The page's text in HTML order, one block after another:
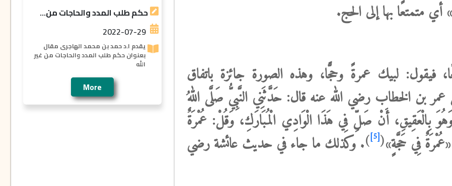
متمتعًا بها إلى الحج.
فيقول: لبيك عمرةً وحجًّا، وهذه الصورة جائزةباتفاق
بن الخطاب رضي الله عنه قال: حَدَّثَنِي النَّبِيُّ صَلَّى اللهُ
بِالْعَقِيقِ، أَنْ صَلِّ فِي هَذَا الْوَادِي الْمُبَارَكِ، وَقُلْ: عُمْرَةٌ
فِي حَجَّةٍ»(
[5]
). وكذلك ما جاء في حديث عائشة رضي
حكم طلب المدد والحاجات من...
2022-07-29
يقدم ا.د حمد بن محمد الهاجرى مقال
بعنوان حكم طلب المدد والحاجات من غير
الله
More